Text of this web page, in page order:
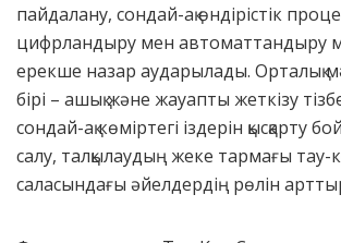
пайдалану, сондай-ақ өндірістік
цифрландыру мен автоматтандыру
ерекше назар аударылады. Орталық
бірі – ашық және жауапты жеткізу
сондай-ақ көміртегі іздерін қысқарту
салу, талқылаудың жеке тармағы тау-
саласындағы әйелдердің рөлін